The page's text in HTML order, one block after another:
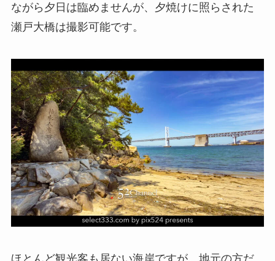
ながら夕日は臨めませんが、夕焼けに照らされた
瀬戸大橋は撮影可能です。